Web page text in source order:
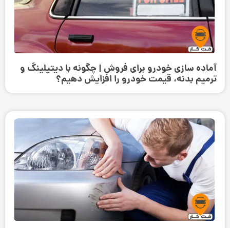
آماده سازی خودرو برای فروش | چگونه با دیتیلینگ و
ترمیم بدنه، قیمت خودرو را افزایش دهیم؟